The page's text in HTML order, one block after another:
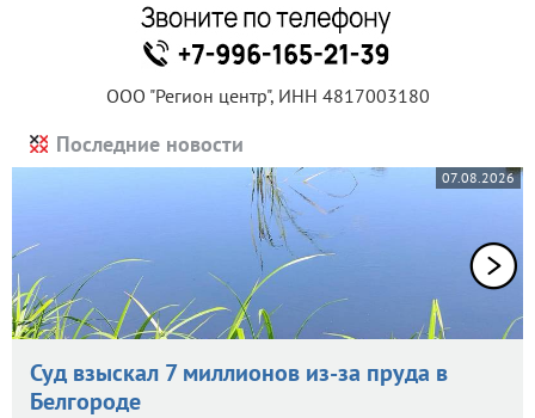
ООО "Регион центр", ИНН 4817003180
Последние новости
07.08.2026
Суд взыскал 7 миллионов из-за пруда в
Белгороде